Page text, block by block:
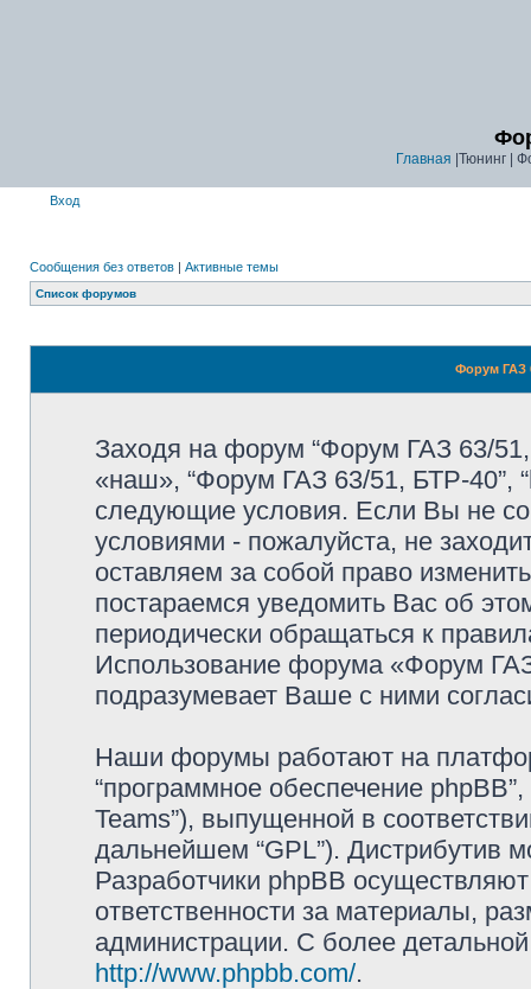
Главная |Тюнинг |
Вход
Сообщения без ответов | Активные темы
Список форумов
Форум ГАЗ
Заходя на форум “Форум ГАЗ 63/
«наш», “Форум ГАЗ 63/51, БТР-40”,
следующие условия. Если Вы не
условиями - пожалуйста, не
оставляем за собой право
постараемся уведомить Вас об
периодически обращаться к
Использование форума «Форум
подразумевает Ваше с ними
Наши форумы работают на
“программное обеспечение
Teams”), выпущенной в
дальнейшем “GPL”). Дистрибутив
Разработчики phpBB
ответственности за материалы,
администрации. С более
http://www.phpbb.com/.